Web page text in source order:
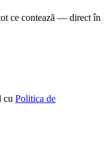
ce contează — direct în
cu Politica de